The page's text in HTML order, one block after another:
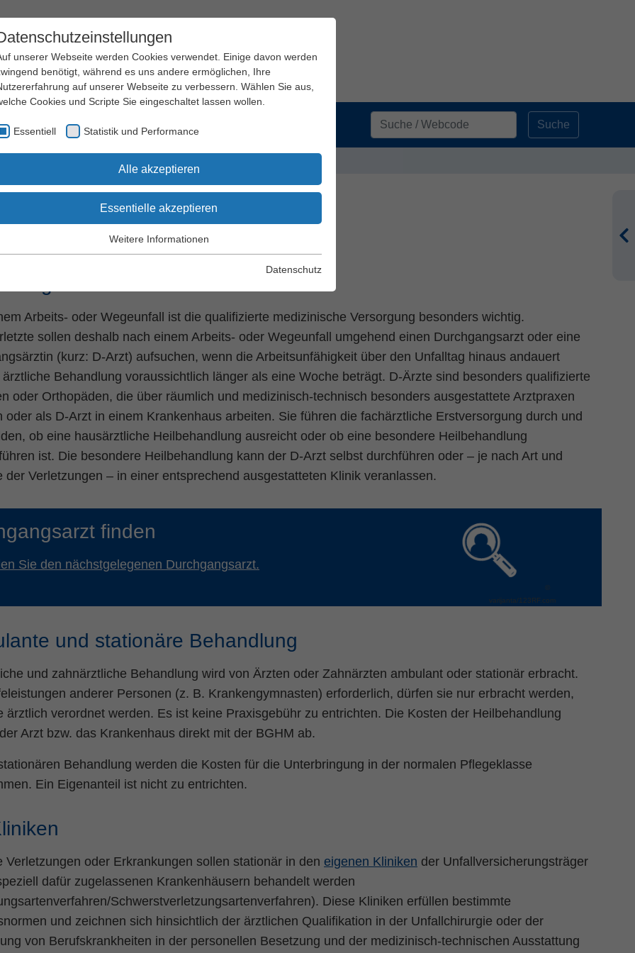
und Gesundheitsschutz
und Seminare
Suche
/ med. Reha
Behandlung
beim D-Arzt
Arbeits- oder Wegeunfall ist die qualifizierte medizinische Versorgung besonders wichtig.
sollen deshalb nach einem Arbeits- oder Wegeunfall umgehend einen Durchgangsarzt oder eine
(kurz: D-Arzt) aufsuchen, wenn die Arbeitsunfähigkeit über den Unfalltag hinaus andauert
ärztliche Behandlung voraussichtlich länger als eine Woche beträgt. D-Ärzte sind besonders qualifizierte
oder Orthopäden, die über räumlich und medizinisch-technisch besonders ausgestattete Arztpraxen
oder als D-Arzt in einem Krankenhaus arbeiten. Sie führen die fachärztliche Erstversorgung durch und
ob eine hausärztliche Heilbehandlung ausreicht oder ob eine besondere Heilbehandlung
ist. Die besondere Heilbehandlung kann der D-Arzt selbst durchführen oder – je nach Art und
der Verletzungen – in einer entsprechend ausgestatteten Klinik veranlassen.
finden
Sie den nächstgelegenen Durchgangsarzt.
varijanta/123RF.com
und stationäre Behandlung
und zahnärztliche Behandlung wird von Ärzten oder Zahnärzten ambulant oder stationär erbracht.
anderer Personen (z. B. Krankengymnasten) erforderlich, dürfen sie nur erbracht werden,
ärztlich verordnet werden. Es ist keine Praxisgebühr zu entrichten. Die Kosten der Heilbehandlung
Arzt bzw. das Krankenhaus direkt mit der BGHM ab.
Behandlung werden die Kosten für die Unterbringung in der normalen Pflegeklasse
Ein Eigenanteil ist nicht zu entrichten.
Verletzungen oder Erkrankungen sollen stationär in den eigenen Kliniken der Unfallversicherungsträger
dafür zugelassenen Krankenhäusern behandelt werden
Schwerstverletzungsartenverfahren). Diese Kliniken erfüllen bestimmte
und zeichnen sich hinsichtlich der ärztlichen Qualifikation in der Unfallchirurgie oder der
von Berufskrankheiten in der personellen Besetzung und der medizinisch-technischen Ausstattung
unserer Webseite werden Cookies verwendet. Einige davon werden
benötigt, während es uns andere ermöglichen, Ihre
auf unserer Webseite zu verbessern. Wählen Sie aus,
Cookies und Scripte Sie eingeschaltet lassen wollen.
Essentiell Statistik und Performance
Alle akzeptieren
Essentielle akzeptieren
Essentielle Cookies werden für grundlegende Funktionen der
einwandfrei funktioniert.
Name fe_typo_user
Anbieter TYPO3
Session
Zweck
Dieses Cookie ist ein Standard-Session-Cookie
von TYPO3. Es speichert im Falle eines
der eingeloggte User wiedererkannt wird, um
ihm Zugang zu geschützten Bereichen zu
Name PHPSESSID
Anbieter php
PHPs Standard Sitzungs Identifikation
Cookie-Informationen
Statistik und Performance
Weitere Informationen
Datenschutz